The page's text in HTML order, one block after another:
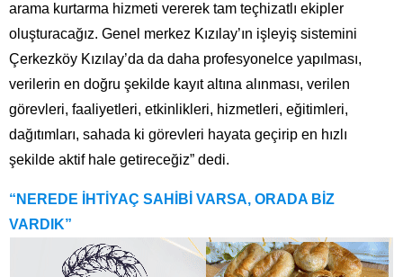
arama kurtarma hizmeti vererek tam teçhizatlı ekipler
oluşturacağız. Genel merkez Kızılay’ın işleyiş sistemini
Çerkezköy Kızılay’da da daha profesyonelce yapılması,
verilerin en doğru şekilde kayıt altına alınması, verilen
görevleri, faaliyetleri, etkinlikleri, hizmetleri, eğitimleri,
dağıtımları, sahada ki görevleri hayata geçirip en hızlı
şekilde aktif hale getireceğiz” dedi.
“NEREDE İHTİYAÇ SAHİBİ VARSA, ORADA BİZ
VARDIK”